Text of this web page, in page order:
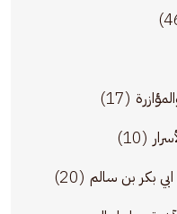
(17)
(10)
بكر بن سالم (20)